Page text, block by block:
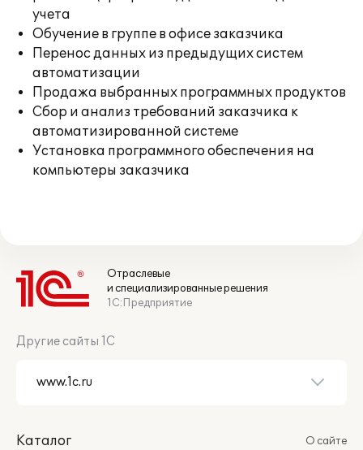
учета
Обучение в группе в офисе заказчика
Перенос данных из предыдущих систем
автоматизации
Продажа выбранных программных продуктов
Сбор и анализ требований заказчика к
автоматизированной системе
Установка программного обеспечения на
компьютеры заказчика
Отраслевые
и специализированные решения
1С:Предприятие
Другие сайты 1С
Каталог
О сайте